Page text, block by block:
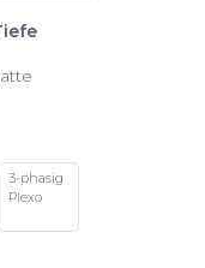
3-phasig
Plexo